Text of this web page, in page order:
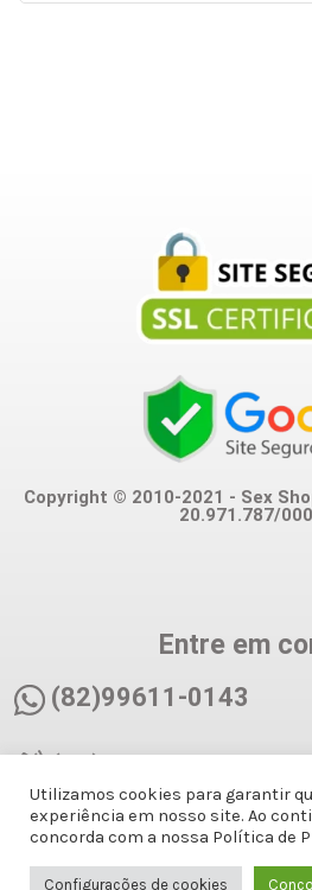
Copyright © 2010-2021 - Sex
20.971.787/
Entre em
(82)99611-0143
(82)99611-0143
Utilizamos cookies para garantir
experiência em nosso site. Ao
concorda com a nossa Política de
Configurações de cookies